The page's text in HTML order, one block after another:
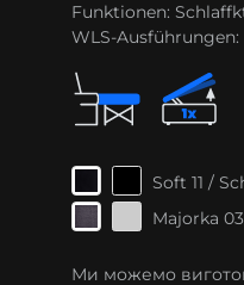
Funktionen:
WLS-Ausführungen:
Soft 11 /
Majorka
Ми можемо